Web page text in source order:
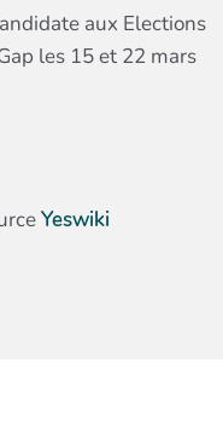
aux Elections
les 15 et 22 mars
Yeswiki